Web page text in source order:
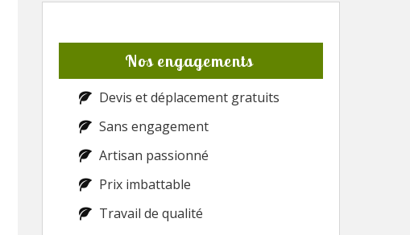
Nos engagements
Devis et déplacement gratuits
Sans engagement
Artisan passionné
Prix imbattable
Travail de qualité